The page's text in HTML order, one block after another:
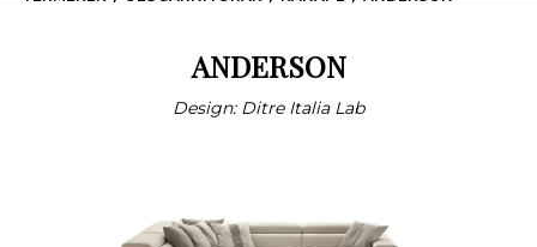
ANDERSON
Design: Ditre Italia Lab